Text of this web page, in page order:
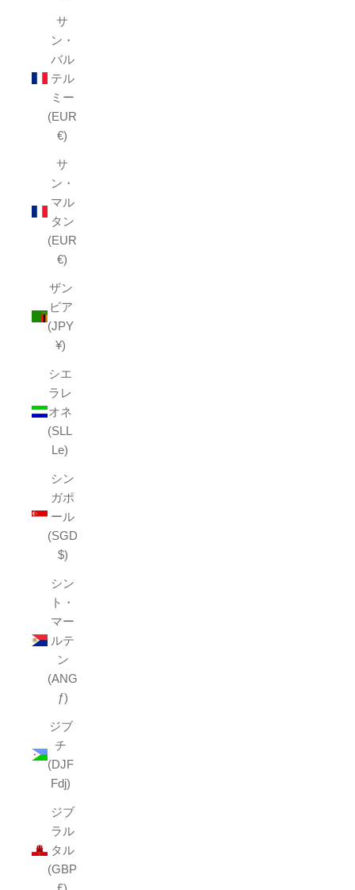
サ
ン・
バル
テル
ミー
(EUR
€)
サ
ン・
マル
タン
(EUR
€)
ザン
ビア
(JPY
¥)
シエ
ラレ
オネ
(SLL
Le)
シン
ガポ
ール
(SGD
$)
シン
ト・
マー
ルテ
ン
(ANG
ƒ)
ジブ
チ
(DJF
Fdj)
ジブ
ラル
タル
(GBP